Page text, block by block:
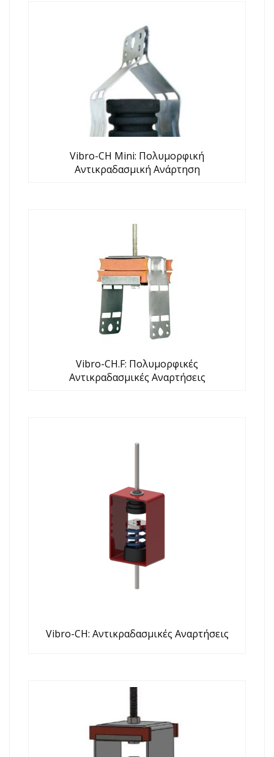
Vibro-CH Mini: Πολυμορφική
Αντικραδασμική Ανάρτηση
Vibro-CH.F: Πολυμορφικές
Αντικραδασμικές Αναρτήσεις
Vibro-CH: Αντικραδασμικές Αναρτήσεις